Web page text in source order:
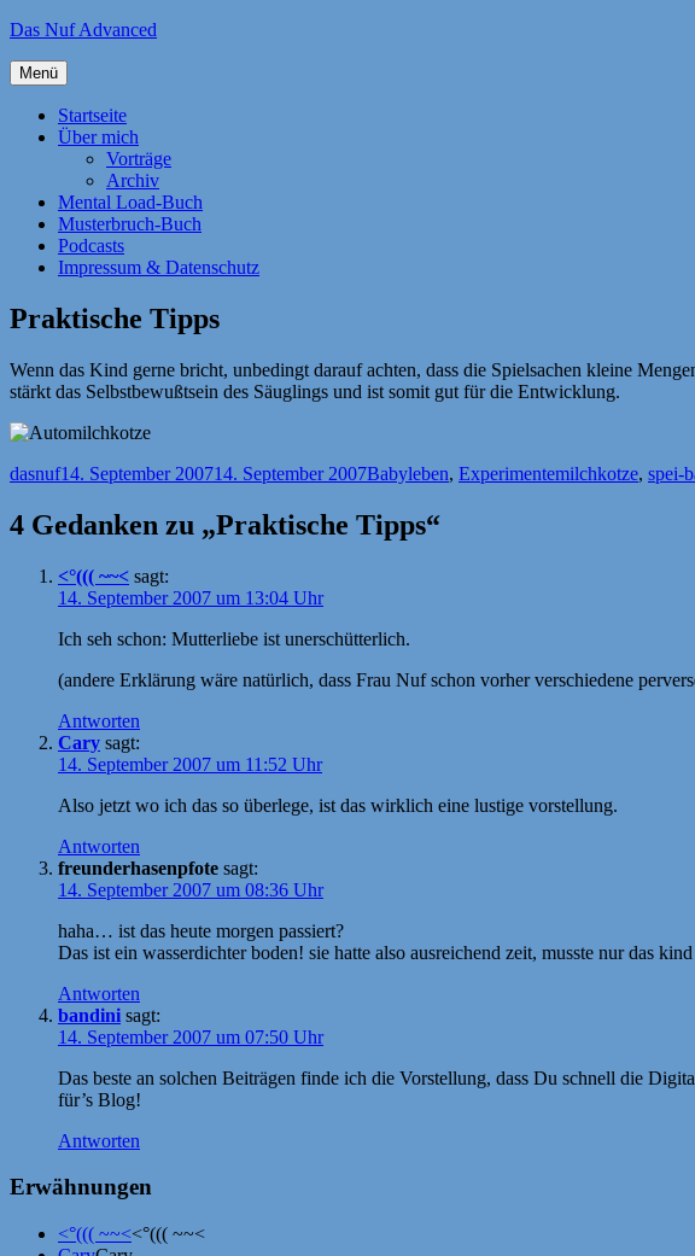
Zum
springen
Das Nuf Advanced
Menü
Startseite
Über mich
Vorträge
Archiv
Mental Load-Buch
Musterbruch-Buch
Podcasts
Impressum & Datenschutz
Praktische Tipps
Wenn das Kind gerne bricht, unbedingt darauf achten, dass die Spielsachen kleine
stärkt das Selbstbewußtsein des Säuglings und ist somit gut für die Entwicklung.
Autor
dasnufVeröffentlicht
14. September 200714. September 2007Kategorien
Babyleben, ExperimenteSchlagwörter
milchkotze, spei-
4 Gedanken zu „Praktische Tipps“
<°((( ~~< sagt:
14. September 2007 um 13:04 Uhr
Ich seh schon: Mutterliebe ist unerschütterlich.
(andere Erklärung wäre natürlich, dass Frau Nuf schon vorher verschiedene
Antworten
Cary sagt:
14. September 2007 um 11:52 Uhr
Also jetzt wo ich das so überlege, ist das wirklich eine lustige vorstellung.
Antworten
freunderhasenpfote sagt:
14. September 2007 um 08:36 Uhr
haha… ist das heute morgen passiert?
Das ist ein wasserdichter boden! sie hatte also ausreichend zeit, musste nur das
Antworten
bandini sagt:
14. September 2007 um 07:50 Uhr
Das beste an solchen Beiträgen finde ich die Vorstellung, dass Du schnell die
für’s Blog!
Antworten
Erwähnungen
<°((( ~~<<°((( ~~<